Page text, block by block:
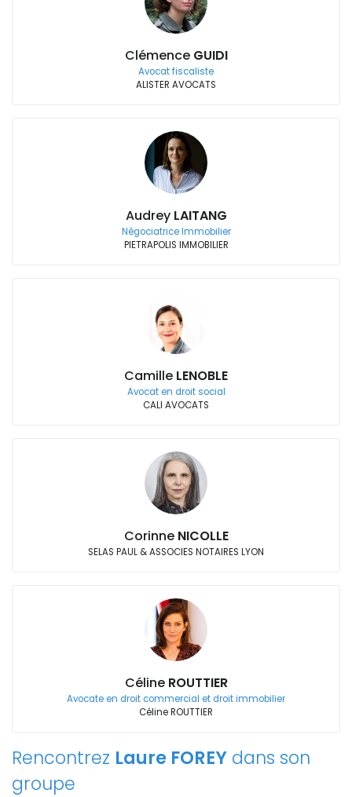
Clémence GUIDI
Avocat fiscaliste
ALISTER AVOCATS
Audrey LAITANG
Négociatrice Immobilier
PIETRAPOLIS IMMOBILIER
Camille LENOBLE
Avocat en droit social
CALI AVOCATS
Corinne NICOLLE
SELAS PAUL & ASSOCIES NOTAIRES LYON
Céline ROUTTIER
Avocate en droit commercial et droit immobilier
Céline ROUTTIER
Rencontrez Laure FOREY dans son
groupe